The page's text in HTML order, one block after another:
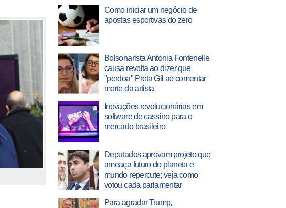
Como iniciar um negócio de
apostas esportivas do zero
Bolsonarista Antonia Fontenelle
causa revolta ao dizer que
"perdoa" Preta Gil ao comentar
morte da artista
Inovações revolucionárias em
software de cassino para o
mercado brasileiro
Deputados aprovam projeto que
ameaça futuro do planeta e
mundo repercute; veja como
votou cada parlamentar
Para agradar Trump,